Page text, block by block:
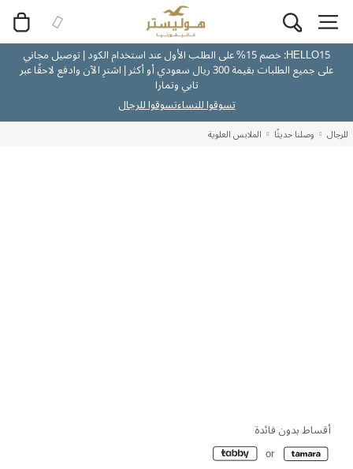
HELLO15: خصم 15% على الطلب الأول عند استخدام الكود | توصيل مجاني
على جميع الطلبات بقيمة 300 ريال سعودي أو أكثر | اشترِ الآن وادفع لاحقًا عبر
تابي وتمارا
تسوقوا للنساءتسوقوا للرجال
للرجال وصلنا حديثًا الملابس العلوية
أقساط بدون فائدة